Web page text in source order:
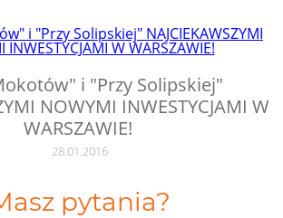
i "Przy Solipskiej"
NOWYMI INWESTYCJAMI W
WARSZAWIE!
28.01.2016
pytania?